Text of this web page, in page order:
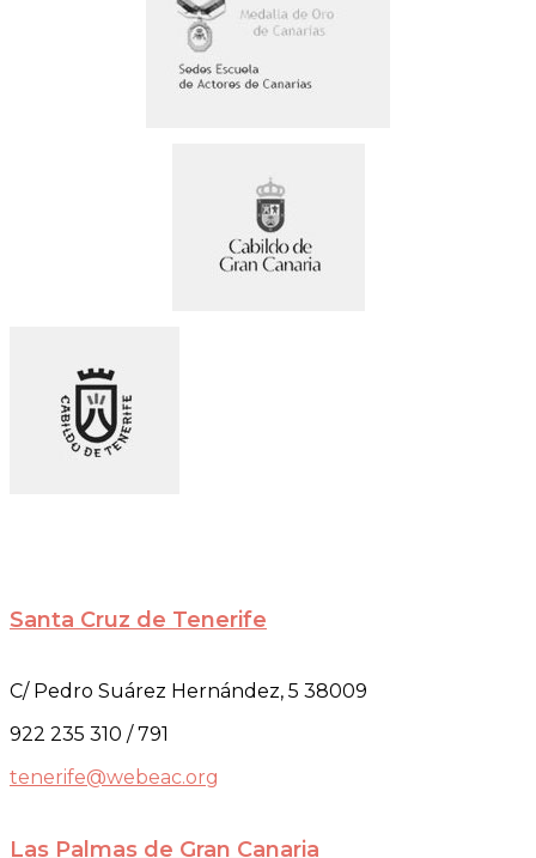
Santa Cruz de Tenerife
C/ Pedro Suárez Hernández, 5 38009
922 235 310 / 791
tenerife@webeac.org
Las Palmas de Gran Canaria